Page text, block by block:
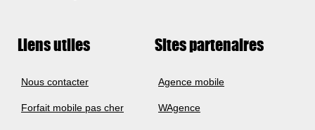
Liens utiles
Nous contacter
Forfait mobile pas cher
Sites partenaires
Agence mobile
WAgence